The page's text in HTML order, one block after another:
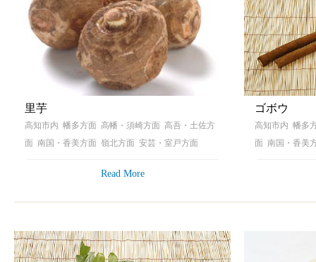
里芋
高知市内 幡多方面 高幡・須崎方面 高吾・土佐方
面 南国・香美方面 嶺北方面 安芸・室戸方面
Read More
ゴボウ
高知市内 幡多
面 南国・香美